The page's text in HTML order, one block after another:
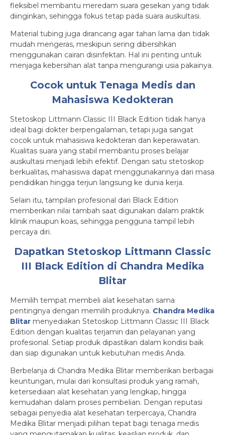
fleksibel membantu meredam suara gesekan yang tidak
diinginkan, sehingga fokus tetap pada suara auskultasi.
Material tubing juga dirancang agar tahan lama dan tidak
mudah mengeras, meskipun sering dibersihkan
menggunakan cairan disinfektan. Hal ini penting untuk
menjaga kebersihan alat tanpa mengurangi usia pakainya.
Cocok untuk Tenaga Medis dan
Mahasiswa Kedokteran
Stetoskop Littmann Classic III Black Edition tidak hanya
ideal bagi dokter berpengalaman, tetapi juga sangat
cocok untuk mahasiswa kedokteran dan keperawatan.
Kualitas suara yang stabil membantu proses belajar
auskultasi menjadi lebih efektif. Dengan satu stetoskop
berkualitas, mahasiswa dapat menggunakannya dari masa
pendidikan hingga terjun langsung ke dunia kerja.
Selain itu, tampilan profesional dari Black Edition
memberikan nilai tambah saat digunakan dalam praktik
klinik maupun koas, sehingga pengguna tampil lebih
percaya diri.
Dapatkan Stetoskop Littmann Classic
III Black Edition di Chandra Medika
Blitar
Memilih tempat membeli alat kesehatan sama
pentingnya dengan memilih produknya. Chandra Medika
Blitar menyediakan Stetoskop Littmann Classic III Black
Edition dengan kualitas terjamin dan pelayanan yang
profesional. Setiap produk dipastikan dalam kondisi baik
dan siap digunakan untuk kebutuhan medis Anda.
Berbelanja di Chandra Medika Blitar memberikan berbagai
keuntungan, mulai dari konsultasi produk yang ramah,
ketersediaan alat kesehatan yang lengkap, hingga
kemudahan dalam proses pembelian. Dengan reputasi
sebagai penyedia alat kesehatan terpercaya, Chandra
Medika Blitar menjadi pilihan tepat bagi tenaga medis